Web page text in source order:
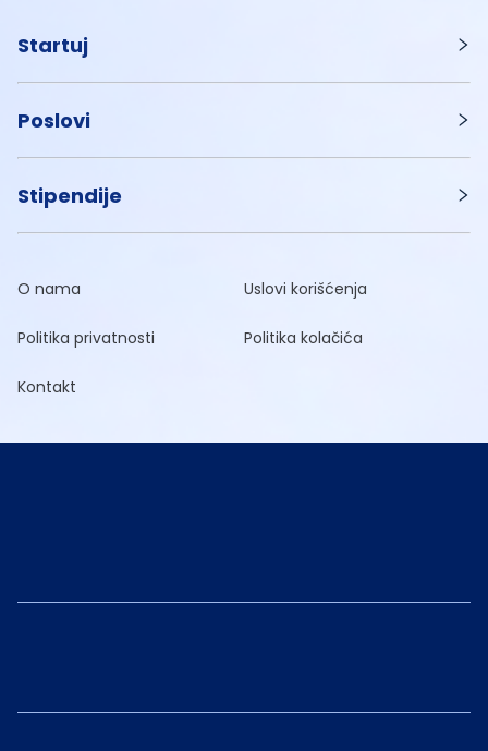
Startuj
Poslovi
Stipendije
O nama Uslovi korišćenja
Politika privatnosti Politika kolačića
Kontakt